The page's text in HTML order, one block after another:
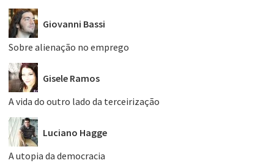
Giovanni Bassi
Sobre alienação no emprego
Gisele Ramos
A vida do outro lado da terceirização
Luciano Hagge
A utopia da democracia